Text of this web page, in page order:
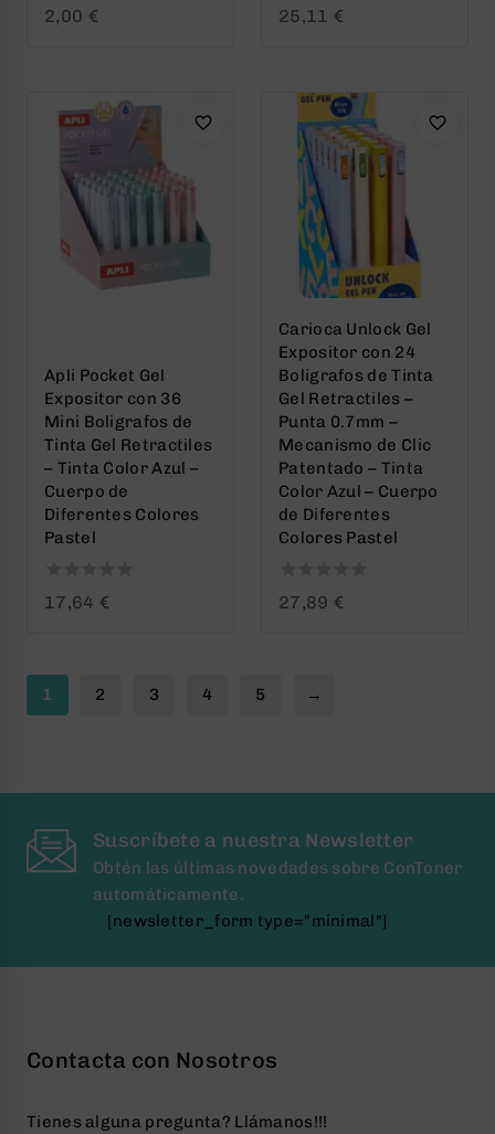
0
2,00 €
0
25,11 €
Apli Pocket Gel
Expositor con 36
Mini Boligrafos de
Tinta Gel Retractiles
– Tinta Color Azul –
Cuerpo de
Diferentes Colores
Pastel
017,64 €
Carioca Unlock Gel
Expositor con 24
Boligrafos de Tinta
Gel Retractiles –
Punta 0.7mm –
Mecanismo de Clic
Patentado – Tinta
Color Azul – Cuerpo
de Diferentes
Colores Pastel
0
27,89 €
1 2 3 4 5 →
Suscríbete a nuestra Newsletter
Obtén las últimas novedades sobre ConToner
automáticamente.
[newsletter_form type="minimal"]
Contacta con Nosotros
Tienes alguna pregunta? Llámanos!!!